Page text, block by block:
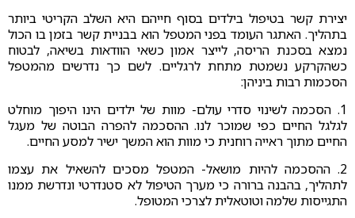
יצירת קשר בטיפול בילדים בסוף חייהם היא השלב הקריטי ביותר
בתהליך. האתגר העומד בפני המטפל הוא בבניית קשר בזמן בו הכול
נמצא בסכנת הריסה, לייצר אמון כשאי הוודאות בשיאה, לבטוח
כשהקרקע נשמטת מתחת לרגליים. לשם כך נדרשים מהמטפל
הסכמות רבות ביניהן:
1. הסכמה לשינוי סדרי עולם- מוות של ילדים הינו היפוך מוחלט
לגלגל החיים כפי שמוכר לנו. ההסכמה להפרה הבוטה של מעגל
החיים מתוך ראייה רוחנית כי מוות הוא המשך ישיר למסע החיים.
2. ההסכמה להיות מושאל- המטפל מסכים להשאיל את עצמו
לתהליך, בהבנה ברורה כי מערך הטיפול לא סטנדרטי ונדרשת ממנו
התגייסות שלמה וטוטאלית לצרכי המטופל.